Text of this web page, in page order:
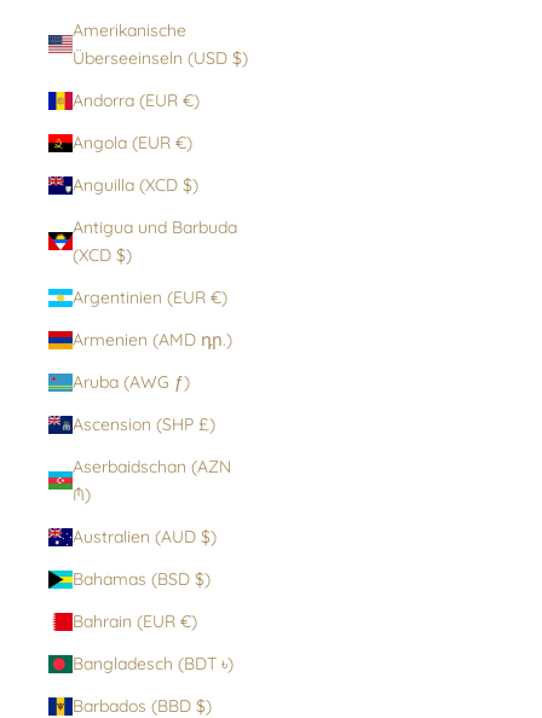
Amerikanische
Überseeinseln (USD $)
Andorra (EUR €)
Angola (EUR €)
Anguilla (XCD $)
Antigua und Barbuda
(XCD $)
Argentinien (EUR €)
Armenien (AMD դր.)
Aruba (AWG ƒ)
Ascension (SHP £)
Aserbaidschan (AZN
₼)
Australien (AUD $)
Bahamas (BSD $)
Bahrain (EUR €)
Bangladesch (BDT ৳)
Barbados (BBD $)